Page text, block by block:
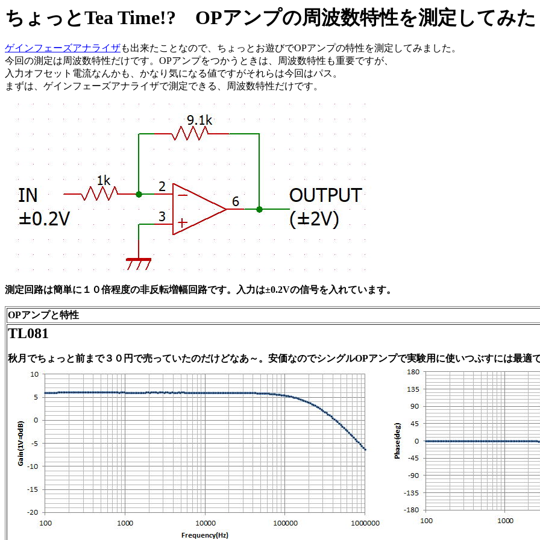
ちょっとTea Time!? OPアンプの周波数特性を測定してみた
ゲインフェーズアナライザも出来たことなので、ちょっとお遊びでOPアンプの特性を測定してみました。
今回の測定は周波数特性だけです。OPアンプをつかうときは、周波数特性も重要ですが、
入力オフセット電流なんかも、かなり気になる値ですがそれらは今回はパス。
まずは、ゲインフェーズアナライザで測定できる、周波数特性だけです。
測定回路は簡単に１０倍程度の非反転増幅回路です。入力は±0.2Vの信号を入れています。
OPアンプと特性
TL081
秋月でちょっと前まで３０円で売っていたのだけどなあ～。安価なのでシングルOPアンプで実験用に使いつぶすには最適